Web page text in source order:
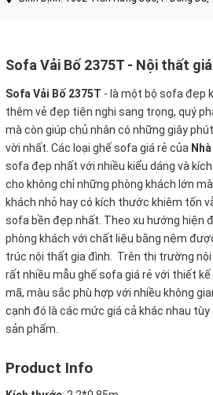
Sofa Vải Bố 2375T - Nội thất
Sofa Vải Bố 2375T - là một bộ sofa đẹp
thêm vẻ đẹp tiện nghi sang trọng, quý
mà còn giúp chủ nhân có những giây
vời nhất. Các loại ghế sofa giá rẻ của
sofa đẹp nhất với nhiều kiểu dáng và
cho không chỉ những phòng khách lớn
khách nhỏ hay có kích thước khiêm tốn
sofa bền đẹp nhất. Theo xu hướng hiện
phòng khách với chất liệu bằng nệm
trúc nội thất gia đình. Trên thị trường
rất nhiều mẫu ghế sofa giá rẻ với thiết
mã, màu sắc phù hợp với nhiều không
cạnh đó là các mức giá cả khác nhau
sản phẩm.
Product Info